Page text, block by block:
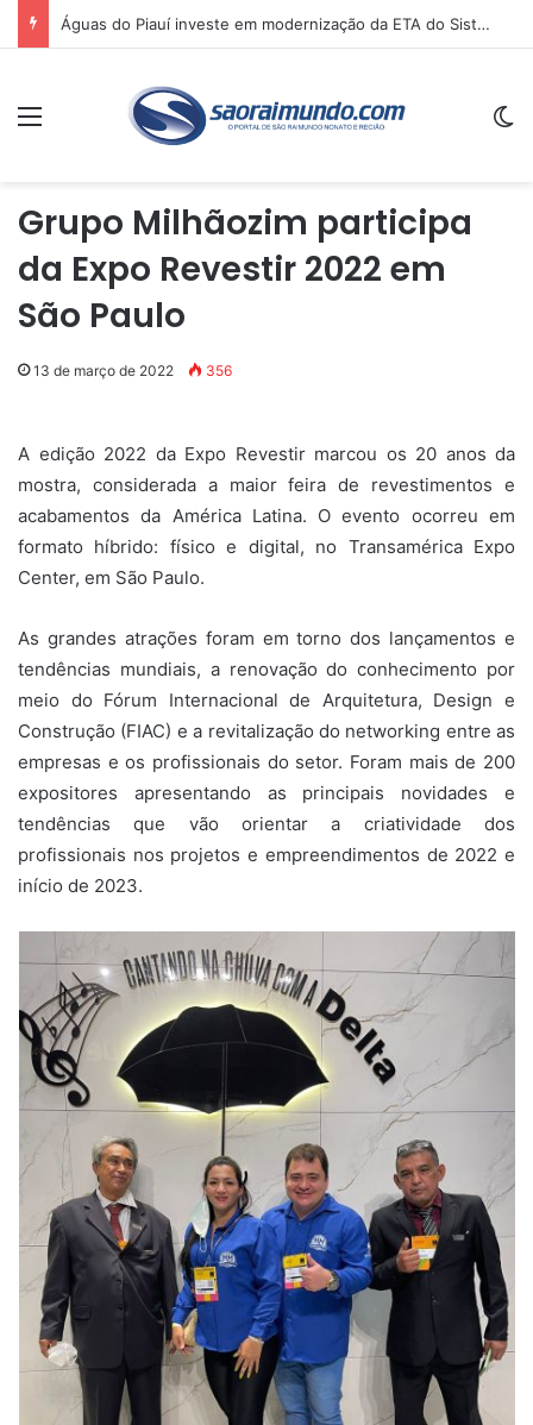
Faculdade Afonso Mafrense divulga para comunidade os resultados da CPA 2025
Menu
Grupo Milhãozim participa
da Expo Revestir 2022 em
São Paulo
13 de março de 2022 356
A edição 2022 da Expo Revestir marcou os 20 anos da
mostra, considerada a maior feira de revestimentos e
acabamentos da América Latina. O evento ocorreu em
formato híbrido: físico e digital, no Transamérica Expo
Center, em São Paulo.
As grandes atrações foram em torno dos lançamentos e
tendências mundiais, a renovação do conhecimento por
meio do Fórum Internacional de Arquitetura, Design e
Construção (FIAC) e a revitalização do networking entre as
empresas e os profissionais do setor. Foram mais de 200
expositores apresentando as principais novidades e
tendências que vão orientar a criatividade dos
profissionais nos projetos e empreendimentos de 2022 e
início de 2023.